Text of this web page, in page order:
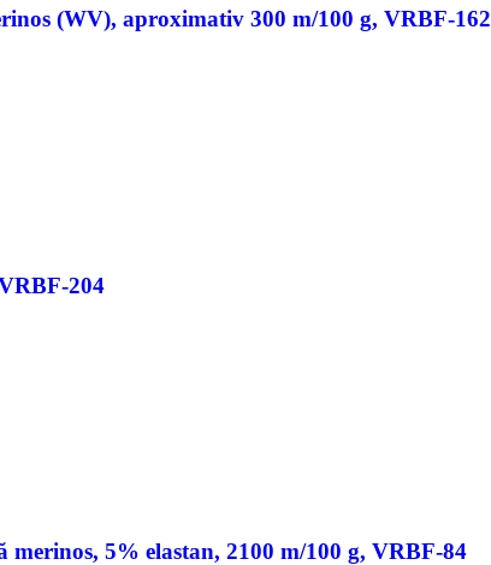
(WV), aproximativ 300 m/100 g, VRBF-162
204
5% elastan, 2100 m/100 g, VRBF-84